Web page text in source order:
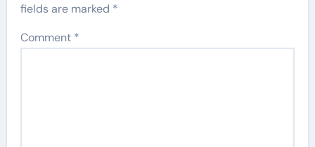
fields are marked *
Comment *